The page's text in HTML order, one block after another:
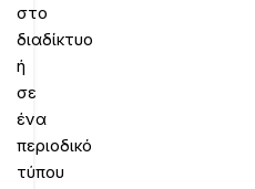
στο
διαδίκτυο
ή
σε
ένα
περιοδικό
τύπου